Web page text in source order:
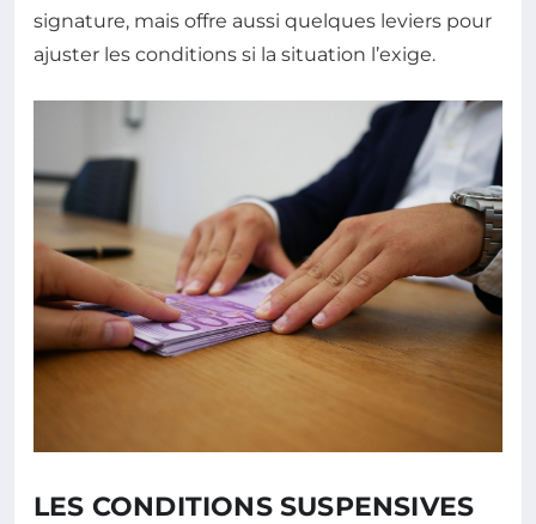
signature, mais offre aussi quelques leviers pour
ajuster les conditions si la situation l’exige.
LES CONDITIONS SUSPENSIVES